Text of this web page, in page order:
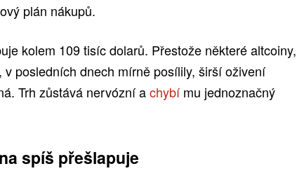
plán nákupů.
kolem 109 tisíc dolarů. Přestože některé altcoiny,
v posledních dnech mírně posílily, širší oživení
Trh zůstává nervózní achybímu jednoznačný
spíš přešlapuje